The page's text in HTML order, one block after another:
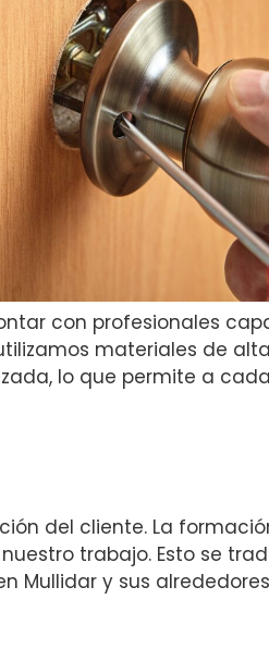
con profesionales
materiales de
lo que permite a
del cliente. La
trabajo. Esto se
Mullidar y sus